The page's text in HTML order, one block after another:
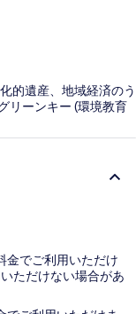
的遺産、地域経済のう
リーンキー (環境教育
金でご利用いただけ
ただけない場合があ